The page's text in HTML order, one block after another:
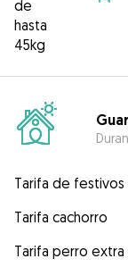
de
hasta
45kg
Tarifa de festivos
Tarifa cachorro
Tarifa perro extra